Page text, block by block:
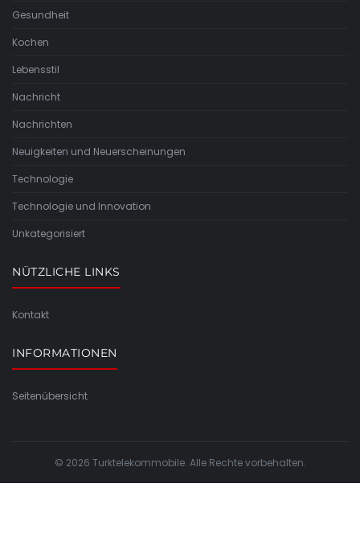
Gesundheit
Kochen
Lebensstil
Nachricht
Nachrichten
Neuigkeiten und Neuerscheinungen
Technologie
Technologie und Innovation
Unkategorisiert
NÜTZLICHE LINKS
Kontakt
INFORMATIONEN
Seitenübersicht
© 2026 Turktelekommobile. Alle Rechte vorbehalten.